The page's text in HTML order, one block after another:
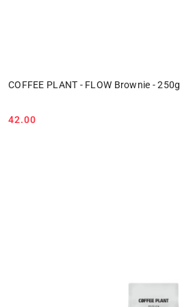
COFFEE PLANT - FLOW Brownie - 250g
Cena:
42.00